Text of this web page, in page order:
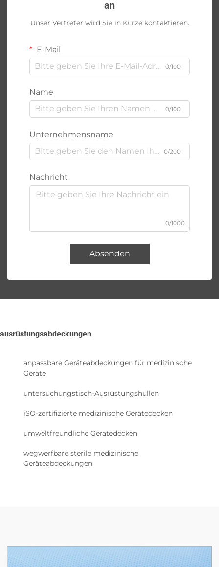
an
Unser Vertreter wird Sie in Kürze kontaktieren.
E-Mail
0/100
Name
0/100
Unternehmensname
0/200
Nachricht
0/1000
Absenden
ausrüstungsabdeckungen
anpassbare Geräteabdeckungen für medizinische
Geräte
untersuchungstisch-Ausrüstungshüllen
iSO-zertifizierte medizinische Gerätedecken
umweltfreundliche Gerätedecken
wegwerfbare sterile medizinische
Geräteabdeckungen